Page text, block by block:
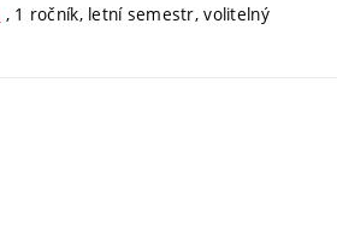
, 1 ročník, letní semestr, volitelný